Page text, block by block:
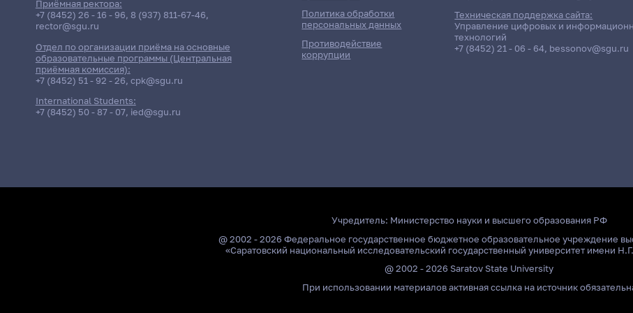
Дата Отчётность / Дисциплина Группа / Подразделение
Приёмная ректора:
+7 (8452) 26 - 16 - 96, 8 (937) 811-67-46,
rector@sgu.ru
Отдел по организации приёма на основные
образовательные программы (Центральная
приёмная комиссия):
+7 (8452) 51 - 92 - 26, cpk@sgu.ru
International Students:
+7 (8452) 50 - 87 - 07, ied@sgu.ru
Политика обработки
персональных данных
Противодействие
коррупции
Техническая поддержка сайта:
Управление цифровых и
технологий
+7 (8452) 21 - 06 - 64, bessonov@sgu.ru
Учредитель: Министерство науки и высшего образования РФ
@ 2002 - 2026 Федеральное государственное бюджетное образовательное учреждение
«Саратовский национальный исследовательский государственный университет имени
@ 2002 - 2026 Saratov State University
При использовании материалов активная ссылка на источник